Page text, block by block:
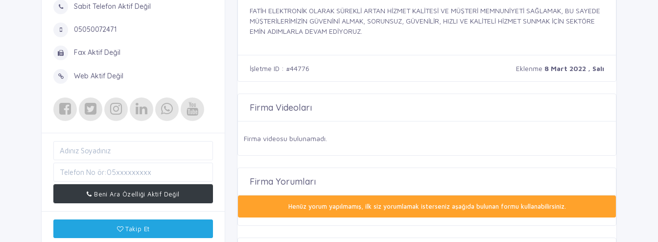
Sabit Telefon Aktif Değil
05050072471
Fax Aktif Değil
Web Aktif Değil
Beni Ara Özelliği Aktif Değil
Takip Et
FATİH ELEKTRONİK OLARAK SÜREKLİ ARTAN HİZMET KALİTESİ VE MÜŞTERİ MEMNUNİYETİ SAĞLAMAK, BU SAYEDE
MÜŞTERİLERİMİZİN GÜVENİNİ ALMAK, SORUNSUZ, GÜVENİLİR, HIZLI VE KALİTELİ HİZMET SUNMAK İÇİN SEKTÖRE
EMİN ADIMLARLA DEVAM EDİYORUZ.
İşletme ID : #44776 Eklenme 8 Mart 2022 , Salı
Firma Videoları
Firma videosu bulunamadı.
Firma Yorumları
Henüz yorum yapılmamış, ilk siz yorumlamak isterseniz aşağıda bulunan formu kullanabilirsiniz.